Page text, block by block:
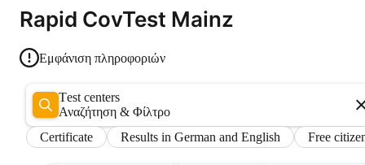
Rapid CovTest Mainz
Εμφάνιση πληροφοριών
Test centers
Αναζήτηση & Φίλτρο
Certificate
Results in German and English Free